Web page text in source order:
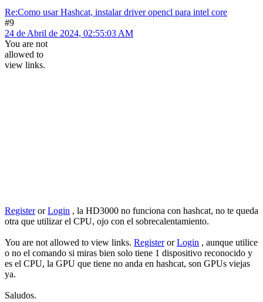
Re:Como usar Hashcat, instalar driver opencl para intel core
#9
24 de Abril de 2024, 02:55:03 AM
You are not
allowed to
view links.
RegisterorLogin , la HD3000 no funciona con hashcat, no te queda
otra que utilizar el CPU, ojo con el sobrecalentamiento.
You are not allowed to view links. RegisterorLogin , aunque utilice
o no el comando si miras bien solo tiene 1 dispositivo reconocido y
es el CPU, la GPU que tiene no anda en hashcat, son GPUs viejas
ya.
Saludos.